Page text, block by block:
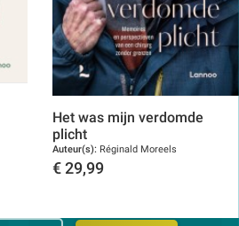
Het was mijn verdomde
plicht
Auteur(s): Réginald Moreels
€ 29,99